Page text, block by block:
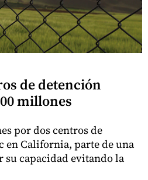
de detención
millones
por dos centros de
en California, parte de una
su capacidad evitando la